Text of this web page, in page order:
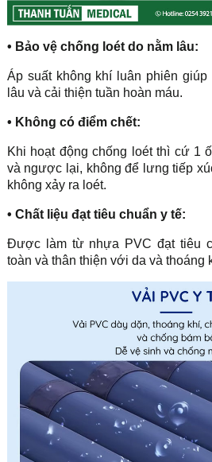
• Bảo vệ chống loét do nằm lâu:
Áp suất không khí luân phiên
lâu và cải thiện tuần hoàn máu.
• Không có điểm chết:
Khi hoạt động chống loét thì cứ 1
và ngược lại, không để lưng tiếp
không xảy ra loét.
• Chất liệu đạt tiêu chuẩn y tế:
Được làm từ nhựa PVC đạt tiêu
toàn và thân thiện với da và thoáng